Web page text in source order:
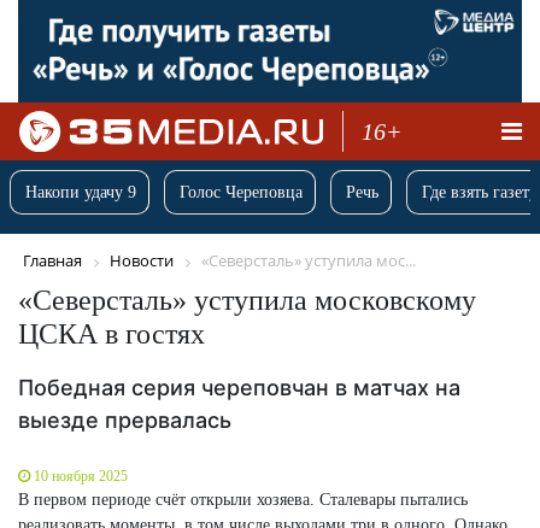
16+
Накопи удачу 9 Голос Череповца Речь Где взять
Главная Новости «Северсталь» уступила мос...
«Северсталь» уступила московскому
ЦСКА в гостях
Победная серия череповчан в матчах на
выезде прервалась
10 ноября 2025
В первом периоде счёт открыли хозяева. Сталевары пытались